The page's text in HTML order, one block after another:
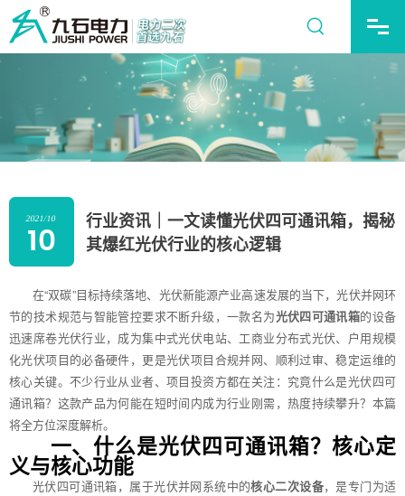
2021/10
10
行业资讯｜一文读懂光伏四可通讯箱，揭秘
其爆红光伏行业的核心逻辑
在“双碳”目标持续落地、光伏新能源产业高速发展的当下，光伏并网环
节的技术规范与智能管控要求不断升级，一款名为光伏四可通讯箱的设备
迅速席卷光伏行业，成为集中式光伏电站、工商业分布式光伏、户用规模
化光伏项目的必备硬件，更是光伏项目合规并网、顺利过审、稳定运维的
核心关键。不少行业从业者、项目投资方都在关注：究竟什么是光伏四可
通讯箱？这款产品为何能在短时间内成为行业刚需，热度持续攀升？本篇
将全方位深度解析。
一、什么是光伏四可通讯箱？核心定
义与核心功能
光伏四可通讯箱，属于光伏并网系统中的核心二次设备，是专门为适